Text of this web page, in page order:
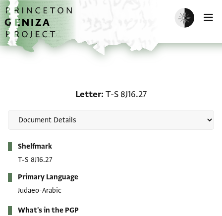
Skip to main content
home
Enable dark
Letter T-S 8J16.27
Shelfmark
T-S 8J16.27
Primary Language
Judaeo-Arabic
What's in the PGP